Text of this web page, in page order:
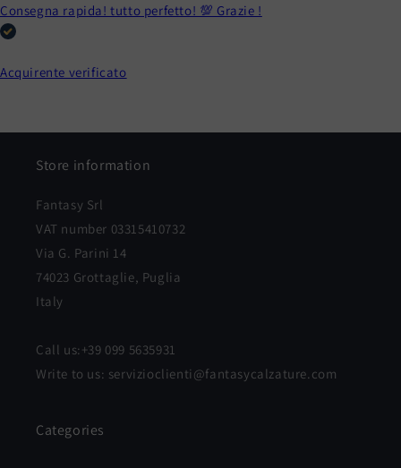
Consegna rapida! tutto perfetto! 💯 Grazie !
Acquirente verificato
Store information
Fantasy Srl
VAT number 03315410732
Via G. Parini 14
74023 Grottaglie, Puglia
Italy
Call us:+39 099 5635931
Write to us: servizioclienti@fantasycalzature.com
Categories